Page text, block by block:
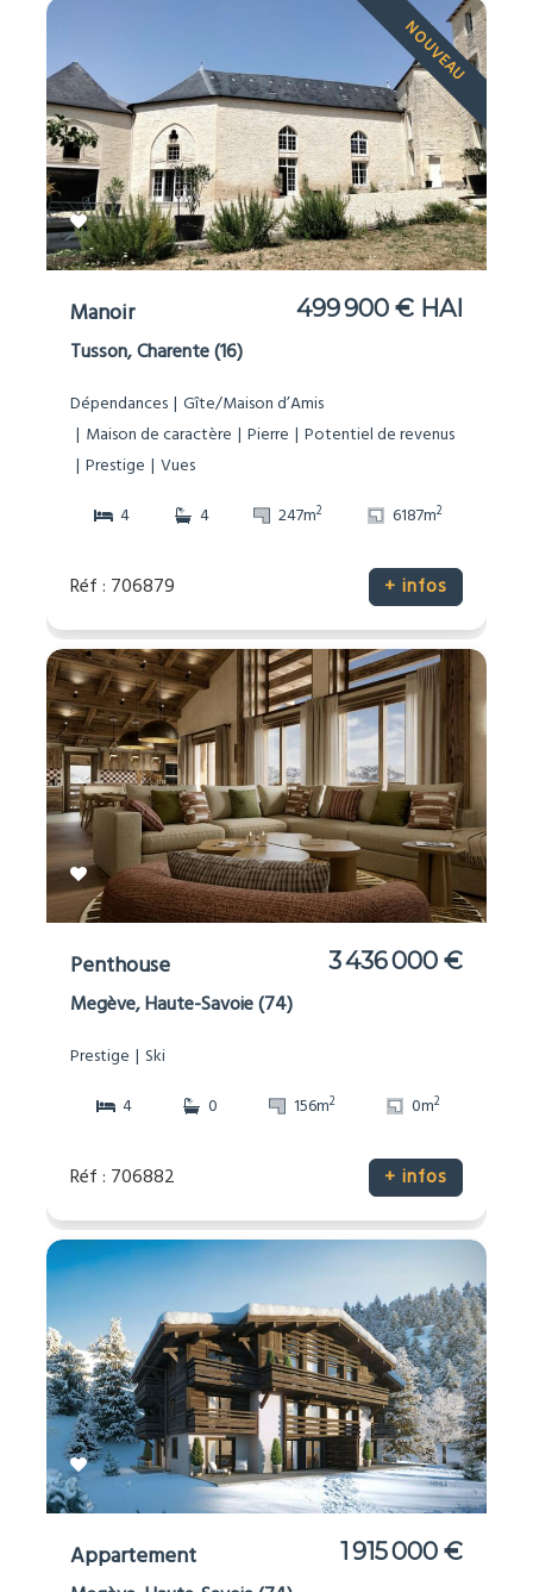
NOUVEAU
Manoir 499 900 € HAI
Tusson, Charente (16)
Dépendances Gîte/Maison d’Amis
Maison de caractère
Pierre
Potentiel de revenus
Prestige
Vues
4
4 247m2 6187m2
Réf : 706879 + infos
Penthouse 3 436 000 €
Megève, Haute-Savoie (74)
Prestige
Ski
4
0 156m2 0m2
Réf : 706882 + infos
Appartement 1 915 000 €